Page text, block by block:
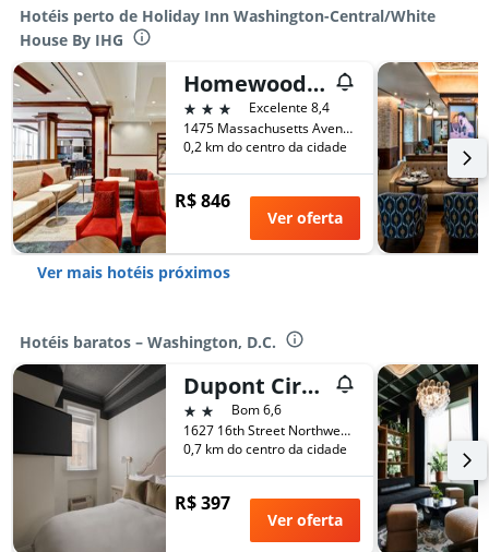
Hotéis perto de Holiday Inn Washington-Central/White
House By IHG
Homewood Suites by Hilton Washington, D.C. Downtown
3 estrelasExcelente 8,4
1475 Massachusetts Avenue Northwest, Washington, D.C., DC, Estados Unidos
0,2 km do centro da cidade
R$ 846
Ver oferta
Ver mais hotéis próximos
Hotéis baratos – Washington, D.C.
Dupont Circle Embassy Inn By Found
2 estrelas
Bom 6,6
1627 16th Street Northwest, Washington, D.C., DC, Estados Unidos
0,7 km do centro da cidade
R$ 397
Ver oferta